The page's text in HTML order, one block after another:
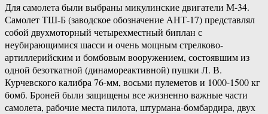
Для самолета были выбраны микулинские двигатели М-34.
Самолет ТШ-Б (заводское обозначение АНТ-17) представлял
собой двухмоторный четырехместный биплан с
неубирающимися шасси и очень мощным стрелково-
артиллерийским и бомбовым вооружением, состоявшим из
одной безоткатной (динамореактивной) пушки Л. В.
Курчевского калибра 76-мм, восьми пулеметов и 1000-1500 кг
бомб. Броней были защищены все жизненно важные части
самолета, рабочие места пилота, штурмана-бомбардира, двух